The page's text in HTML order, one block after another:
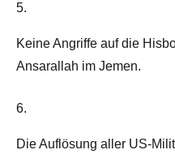
5.
Keine Angriffe auf die
Ansarallah im Jemen.
6.
Die Auflösung aller US-